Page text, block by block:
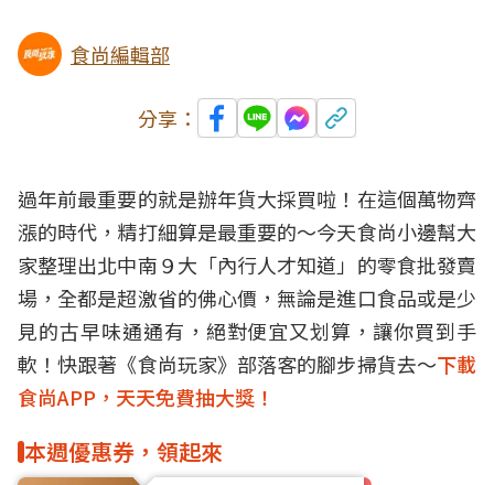
食尚編輯部
分享：
過年前最重要的就是辦年貨大採買啦！在這個萬物齊
漲的時代，精打細算是最重要的～今天食尚小邊幫大
家整理出北中南９大「內行人才知道」的零食批發賣
場，全都是超激省的佛心價 ，無論是進口食品或是少
見的古早味通通有，絕對便宜又划算，讓你買到手
軟！快跟著《食尚玩家》部落客的腳步掃貨去～下載
食尚APP，天天免費抽大獎！
本週優惠券，領起來